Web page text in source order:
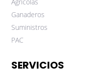
Ganaderos
Suministros
PAC
SERVICIOS